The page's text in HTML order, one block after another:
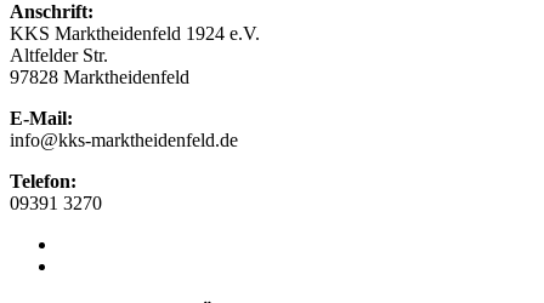
Anschrift:
KKS Marktheidenfeld 1924 e.V.
Altfelder Str.
97828 Marktheidenfeld
E-Mail:
info@kks-marktheidenfeld.de
Telefon:
09391 3270